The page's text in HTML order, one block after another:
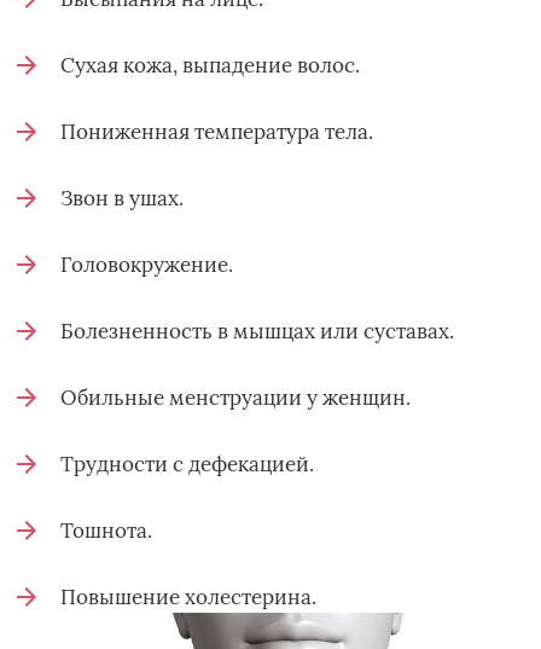
Сухая кожа, выпадение волос.
Пониженная температура тела.
Звон в ушах.
Головокружение.
Болезненность в мышцах или суставах.
Обильные менструации у женщин.
Трудности с дефекацией.
Тошнота.
Повышение холестерина.